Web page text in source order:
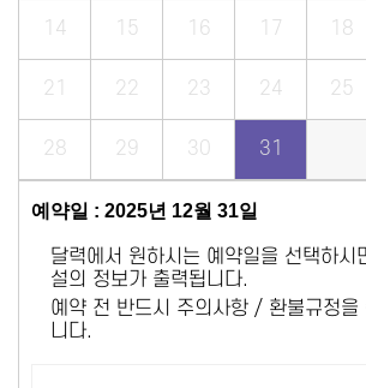
14 15 16 17 18
21 22 23 24 25
28 29 30 31
예약일 : 2025년 12월 31일
달력에서 원하시는 예약일을 선택하시
설의 정보가 출력됩니다.
예약 전 반드시 주의사항 / 환불규정을
니다.